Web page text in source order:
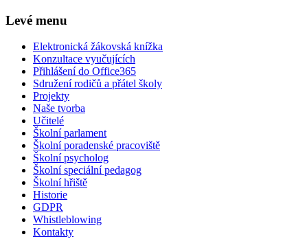
Levé menu
Elektronická žákovská knížka
Konzultace vyučujících
Přihlášení do Office365
Sdružení rodičů a přátel školy
Projekty
Naše tvorba
Učitelé
Školní parlament
Školní poradenské pracoviště
Školní psycholog
Školní speciální pedagog
Školní hřiště
Historie
GDPR
Whistleblowing
Kontakty